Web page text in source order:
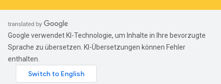
Google verwendet KI-Technologie, um Inhalte in Ihre bevorzugte
Sprache zu übersetzen. KI-Übersetzungen können Fehler
enthalten.